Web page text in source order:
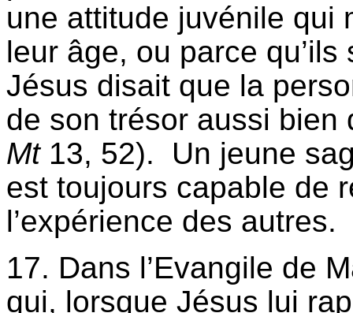
une attitude juvénile qui
leur âge, ou parce
Jésus disait que la
de son trésor aussi bien
Mt13, 52). Un jeune
est toujours capable de
l’expérience des autres.
17. Dans l’Evangile de
qui, lorsque Jésus lui